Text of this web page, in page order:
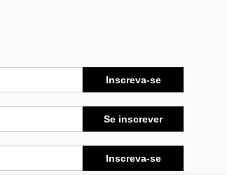
Inscreva-se
Se inscrever
Inscreva-se